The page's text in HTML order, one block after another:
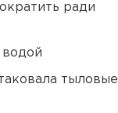
ради
водой
тыловые